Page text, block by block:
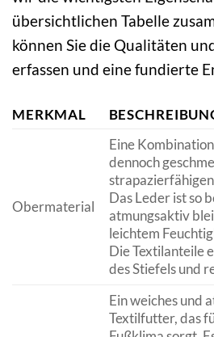
übersichtlichen Tabelle
können Sie die Qualitäten
erfassen und eine fundierte
MERKMAL
Obermaterial
Eine
dennoch
Das Leder ist so
atmungsaktiv
leichtem
Die Textilanteile
des Stiefels und
Ein weiches und
Textilfutter, das